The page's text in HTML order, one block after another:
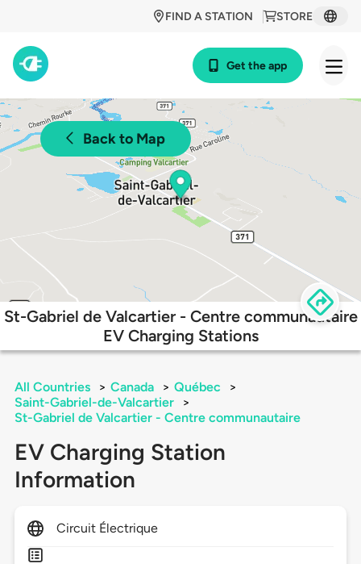
STORE
FIND A STATION
Get the app
Back to Map
St-Gabriel de Valcartier - Centre communautaire
EV Charging Stations
All Countries > Canada > Québec
>
Saint-Gabriel-de-Valcartier
>
St-Gabriel de Valcartier - Centre communautaire
EV Charging Station
Information
Circuit Électrique